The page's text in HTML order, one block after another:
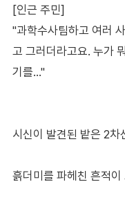
[인근 주민]
"과학수사팀하고 여러
고 그러더라고요. 누가
기를…"
시신이 발견된 밭은 2차
흙더미를 파헤친 흔적